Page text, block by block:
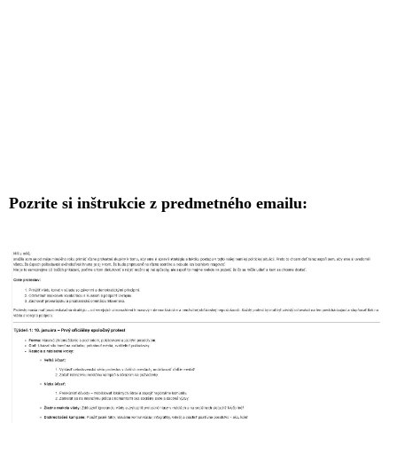
Pozrite si inštrukcie z predmetného emailu: